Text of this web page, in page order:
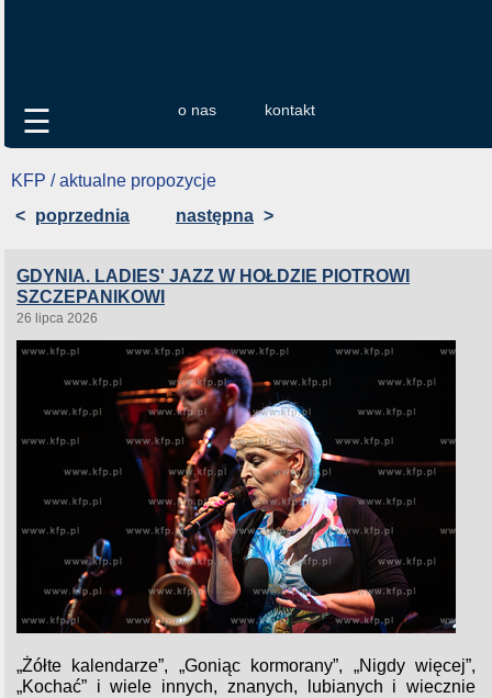
o nas kontakt
☰
KFP / aktualne propozycje
< poprzednia następna >
GDYNIA. LADIES' JAZZ W HOŁDZIE PIOTROWI
SZCZEPANIKOWI
26 lipca 2026
„Żółte kalendarze”, „Goniąc kormorany”, „Nigdy więcej”,
„Kochać” i wiele innych, znanych, lubianych i wiecznie